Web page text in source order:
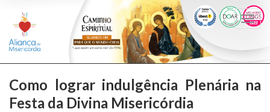
Como lograr indulgência Plenária na
Festa da Divina Misericórdia